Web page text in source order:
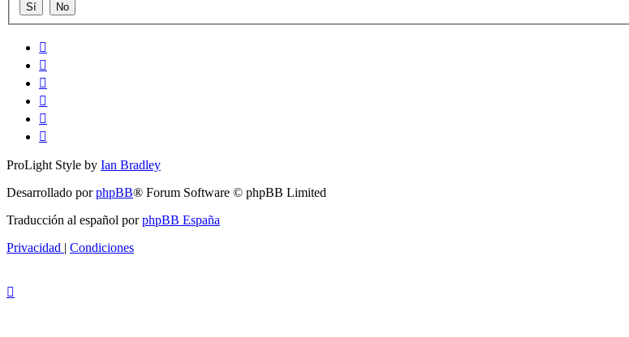
ProLight Style by Ian Bradley
Desarrollado porphpBB® Forum Software © phpBB Limited
Traducción al español porphpBB España
Privacidad | Condiciones